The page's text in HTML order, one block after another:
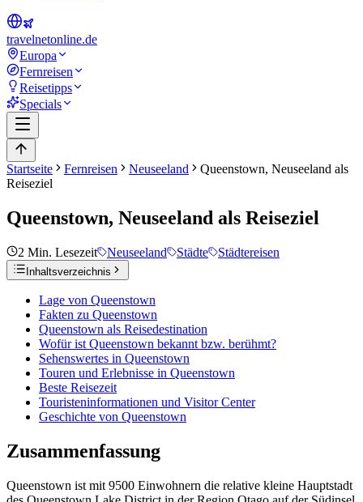
travelnetonline.de
Europa
Fernreisen
Reisetipps
Specials
Startseite Fernreisen Neuseeland
Queenstown, Neuseeland als
Reiseziel
Queenstown, Neuseeland als Reiseziel
2 Min. Lesezeit Neuseeland Städte Städtereisen
Inhaltsverzeichnis
Lage von Queenstown
Fakten zu Queenstown
Queenstown als Reisedestination
Wofür ist Queenstown bekannt bzw. berühmt?
Sehenswertes in Queenstown
Touren und Erlebnisse in Queenstown
Beste Reisezeit
Touristeninformationen und Visitor Center
Geschichte von Queenstown
Zusammenfassung
Queenstown ist mit 9500 Einwohnern die relative kleine Hauptstadt